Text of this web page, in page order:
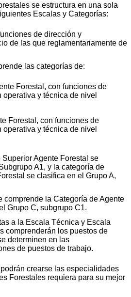
se estructura en una sola
Escalas y Categorías:
de dirección y
de las que reglamentariamente de
las categorías de:
Forestal, con funciones de
y técnica de nivel
Forestal, con funciones de
y técnica de nivel
Agente Forestal se
A1, y la categoría de
se clasifica en el Grupo A,
comprende la Categoría de Agente
Grupo C, subgrupo C1.
a la Escala Técnica y Escala
comprenderán los puestos de
determinen en las
de puestos de trabajo.
crearse las especialidades
Forestales requiera para su mejor